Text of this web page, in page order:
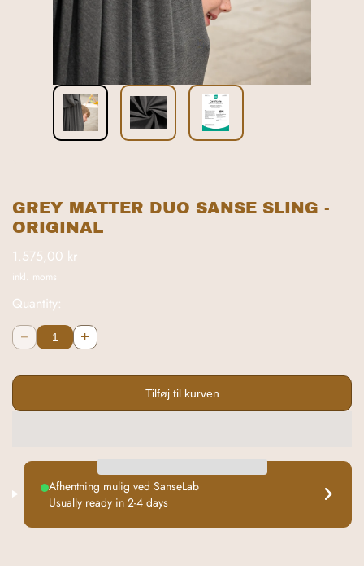
GREY MATTER DUO SANSE SLING -
ORIGINAL
1.575,00 kr
inkl. moms
Quantity:
a
t
l
Tilføj til kurven
Afhentning mulig vedSanseLab
Usually ready in 2-4 days